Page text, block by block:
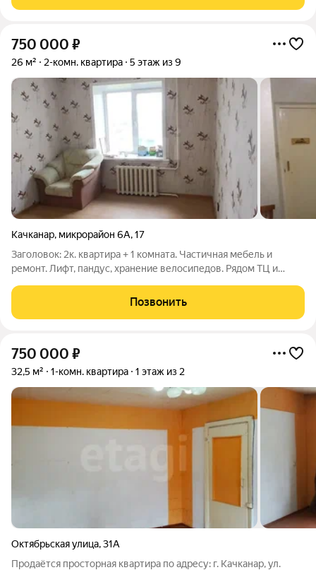
750 000 ₽
26 м² 2-комн. квартира 5 этаж из 9
Качканар, микрорайон 6А,17
Заголовок: 2к. квартира + 1 комната. Частичная мебель и
ремонт. Лифт, пандус, хранение велосипедов. Рядом ТЦ и
мебель: частичный ремонт + частичная мебель въезжайте и
живите, доделаете
Позвонить
750 000 ₽
32,5 м² 1-комн. квартира 1 этаж из 2
Октябрьская улица,31А
Продаётся просторная квартира по адресу: г. Качканар, ул.